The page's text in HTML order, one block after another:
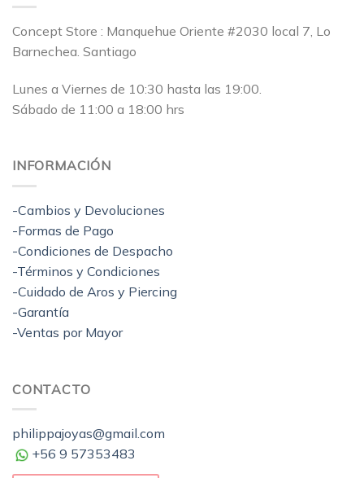
Concept Store : Manquehue Oriente #2030 local 7, Lo
Barnechea. Santiago
Lunes a Viernes de 10:30 hasta las 19:00.
Sábado de 11:00 a 18:00 hrs
INFORMACIÓN
-Cambios y Devoluciones
-Formas de Pago
-Condiciones de Despacho
-Términos y Condiciones
-Cuidado de Aros y Piercing
-Garantía
-Ventas por Mayor
CONTACTO
philippajoyas@gmail.com
+56 9 57353483